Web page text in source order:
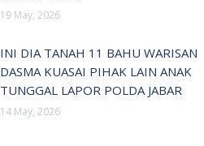
19 May, 2026
INI DIA TANAH 11 BAHU WARISAN
DASMA KUASAI PIHAK LAIN ANAK
TUNGGAL LAPOR POLDA JABAR
14 May, 2026